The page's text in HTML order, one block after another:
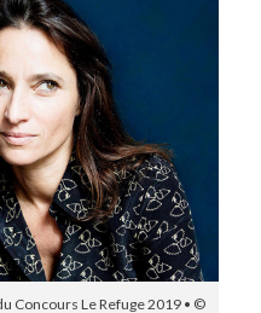
Concours Le Refuge 2019 • ©